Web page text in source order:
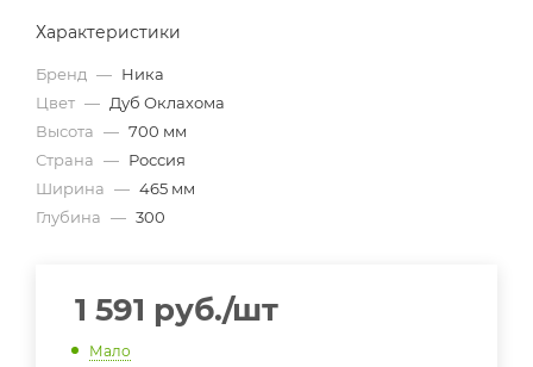
Характеристики
Бренд — Ника
Цвет — Дуб Оклахома
Высота — 700 мм
Страна — Россия
Ширина — 465 мм
Глубина — 300
1 591 руб./шт
Мало